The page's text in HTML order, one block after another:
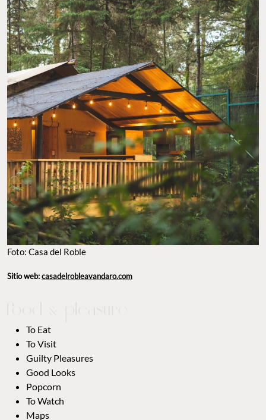
Foto: Casa del Roble
Sitio web:casadelrobleavandaro.com
To Eat
To Visit
Guilty Pleasures
Good Looks
Popcorn
To Watch
Maps